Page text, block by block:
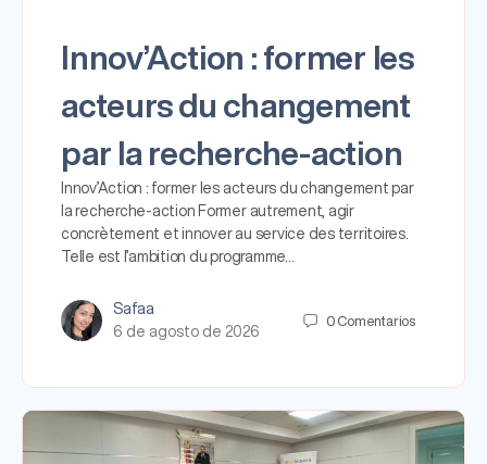
Innov’Action : former les
acteurs du changement
par la recherche-action
Innov’Action : former les acteurs du changement par
la recherche-action Former autrement, agir
concrètement et innover au service des territoires.
Telle est l’ambition du programme…
Safaa
6 de agosto de 2026
0 Comentarios